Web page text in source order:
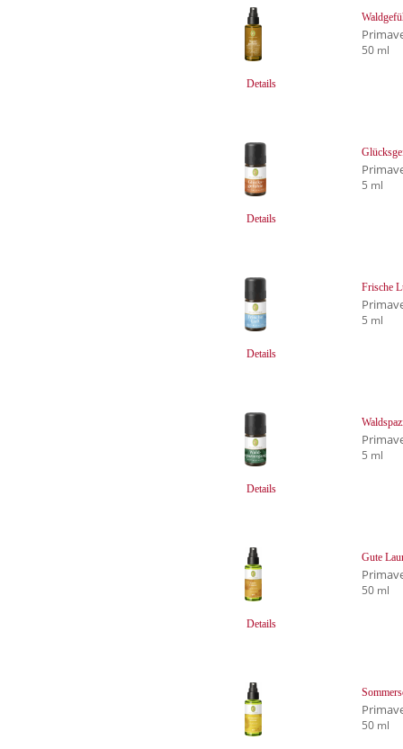
Details
50 ml
Details
5 ml
Details
Frische
5 ml
Details
5 ml
Details
Gute
50 ml
50 ml